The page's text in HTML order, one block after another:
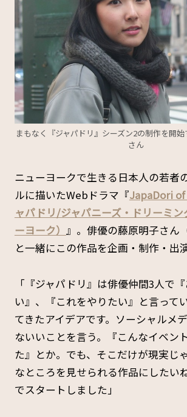
まもなく『ジャパドリ』シーズン2の制作を開
さん
ニューヨークで生きる日本人の若者
ルに描いたWebドラマ『JapaDori
ャパドリ/ジャパニーズ・ドリーミン
ーヨーク） 』。俳優の藤原明子さん
と一緒にこの作品を企画・制作・出
「『ジャパドリ』は俳優仲間3人で
い』、『これをやりたい』と言って
てきたアイデアです。ソーシャルメ
ないいことを言う。『こんなイベン
た』とか。でも、そこだけが現実じ
なところを見せられる作品にしたい
でスタートしました」